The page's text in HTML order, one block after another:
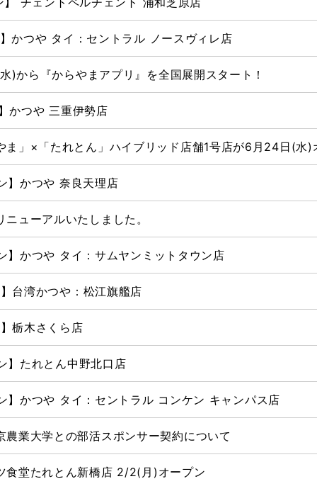
かつや タイ：セントラル ノースヴィレ店
)から『からやまアプリ』を全国展開スタート！
かつや 三重伊勢店
ま」×「たれとん」ハイブリッド店舗1号店が6月24日(水)
】かつや 奈良天理店
ューアルいたしました。
かつや タイ：サムヤンミットタウン店
台湾かつや：松江旗艦店
栃木さくら店
たれとん中野北口店
かつや タイ：セントラル コンケン キャンパス店
農業大学との部活スポンサー契約について
食堂たれとん新橋店 2/2(月)オープン